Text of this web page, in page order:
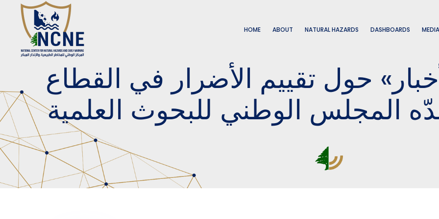
HOME ABOUT NATURAL HAZARDS DASHBOARDS MEDIA
حول تقييم الأضرار في القطاع
المجلس الوطني للبحوث العلمية